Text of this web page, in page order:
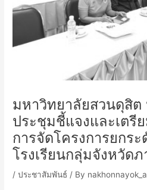
มหาวิทยาลัยสวนดุสิต
ประชุมชี้แจงและเตรี
การจัดโครงการยกร
โรงเรียนกลุ่มจังหวัด
/ประชาสัมพันธ์ / By